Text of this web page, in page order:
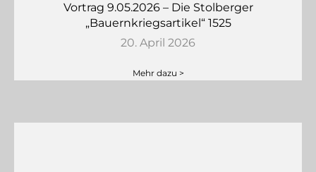
Vortrag 9.05.2026 – Die Stolberger
„Bauernkriegsartikel“ 1525
20. April 2026
Mehr dazu >